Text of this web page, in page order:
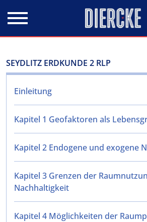
SEYDLITZ ERDKUNDE 2 RLP
Einleitung
Kapitel 1 Geofaktoren als
Kapitel 2 Endogene und exogene
Kapitel 3 Grenzen der
Nachhaltigkeit
Kapitel 4 Möglichkeiten der